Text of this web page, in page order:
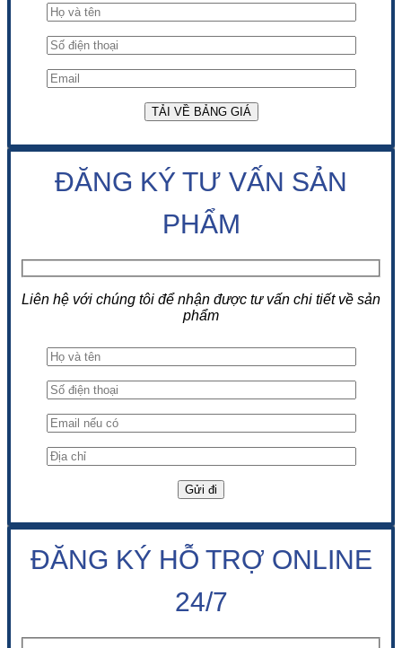
ĐĂNG KÝ TƯ VẤN SẢN
PHẨM
Liên hệ với chúng tôi để nhận được tư vấn chi tiết về sản
phẩm
ĐĂNG KÝ HỖ TRỢ ONLINE
24/7